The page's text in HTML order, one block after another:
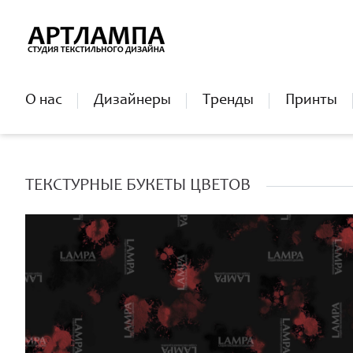
О нас Дизайнеры Тренды Принты
ТЕКСТУРНЫЕ БУКЕТЫ ЦВЕТОВ